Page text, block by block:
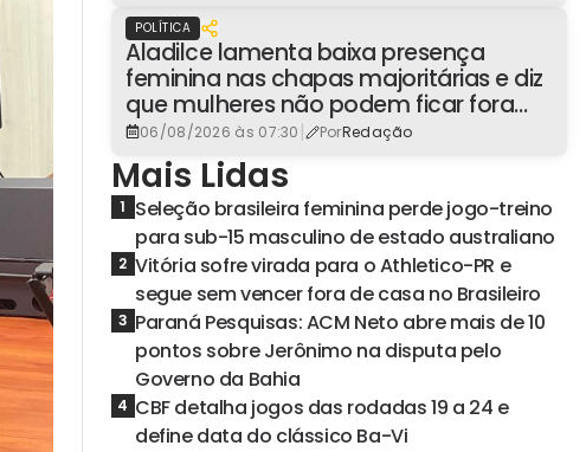
POLÍTICA
Aladilce lamenta baixa presença
feminina nas chapas majoritárias e diz
que mulheres não podem ficar fora
dos espaços de poder
06/08/2026 às 07:30 | PorRedação
Mais Lidas
1 Seleção brasileira feminina perde jogo-treino
para sub-15 masculino de estado australiano
2 Vitória sofre virada para o Athletico-PR e
segue sem vencer fora de casa no Brasileiro
3 Paraná Pesquisas: ACM Neto abre mais de 10
pontos sobre Jerônimo na disputa pelo
Governo da Bahia
4 CBF detalha jogos das rodadas 19 a 24 e
define data do clássico Ba-Vi